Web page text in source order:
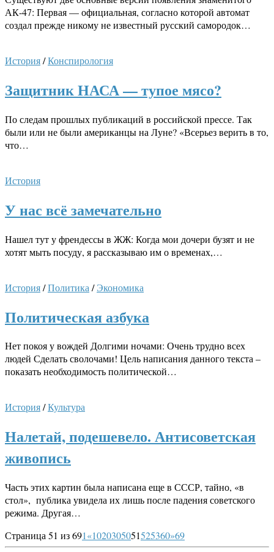
АК-47: Первая — официальная, согласно которой автомат
создал прежде никому не известный русский самородок…
История/Конспирология
Защитник НАСА — тупое мясо?
По следам прошлых публикаций в российской прессе. Так
были или не были американцы на Луне? «Всерьез верить в то,
что…
История
У нас всё замечательно
Нашел тут у френдессы в ЖЖ: Когда мои дочери бузят и не
хотят мыть посуду, я рассказываю им о временах,…
История/Политика /Экономика
Политическая азбука
Нет покоя у вождей Долгими ночами: Очень трудно всех
людей Сделать сволочами! Цель написания данного текста –
показать необходимость политической…
История/Культура
Налетай, подешевело. Антисоветская
живопись
Часть этих картин была написана еще в СССР, тайно, «в
стол», публика увидела их лишь после падения советского
режима. Другая…
Страница 51 из 691«1020305051525360»69